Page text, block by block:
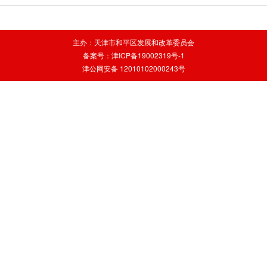
主办：天津市和平区发展和改革委员会
备案号：津ICP备19002319号-1
津公网安备 12010102000243号